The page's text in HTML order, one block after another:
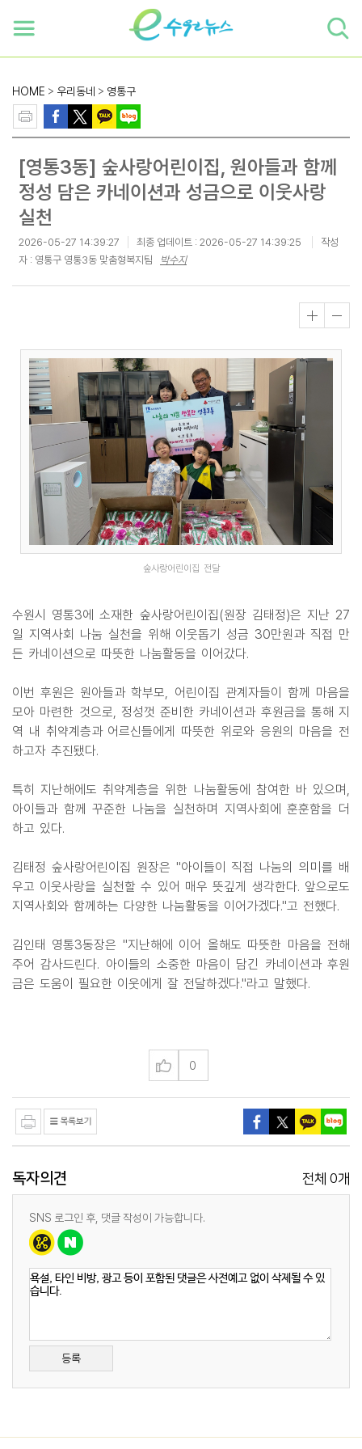
HOME > 우리동네 > 영통구
[영통3동] 숲사랑어린이집, 원아들과 함께
정성 담은 카네이션과 성금으로 이웃사랑
실천
2026-05-27 14:39:27 최종 업데이트 : 2026-05-27 14:39:25
작성
자 : 영통구 영통3동 맞춤형복지팀
박수지
숲사랑어린이집 전달
수원시 영통3에 소재한 숲사랑어린이집(원장 김태정)은 지난 27
일 지역사회 나눔 실천을 위해 이웃돕기 성금 30만원과 직접 만
든 카네이션으로 따뜻한 나눔활동을 이어갔다.
이번 후원은 원아들과 학부모, 어린이집 관계자들이 함께 마음을
모아 마련한 것으로, 정성껏 준비한 카네이션과 후원금을 통해 지
역 내 취약계층과 어르신들에게 따뜻한 위로와 응원의 마음을 전
하고자 추진됐다.
특히 지난해에도 취약계층을 위한 나눔활동에 참여한 바 있으며,
아이들과 함께 꾸준한 나눔을 실천하며 지역사회에 훈훈함을 더
하고 있다.
김태정 숲사랑어린이집 원장은 "아이들이 직접 나눔의 의미를 배
우고 이웃사랑을 실천할 수 있어 매우 뜻깊게 생각한다. 앞으로도
지역사회와 함께하는 다양한 나눔활동을 이어가겠다."고 전했다.
김인태 영통3동장은 "지난해에 이어 올해도 따뜻한 마음을 전해
주어 감사드린다. 아이들의 소중한 마음이 담긴 카네이션과 후원
금은 도움이 필요한 이웃에게 잘 전달하겠다."라고 말했다.
0
독자의견 전체 0개
SNS 로그인 후, 댓글 작성이 가능합니다.
등록